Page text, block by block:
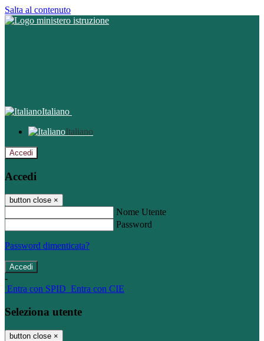
Salta al contenuto
Italiano
Italiano
Accedi
Accedi
button close ×
Nome Utente
Password
Password dimenticata?
-
Entra con SPID Entra con CIE
Seleziona utente
button close ×